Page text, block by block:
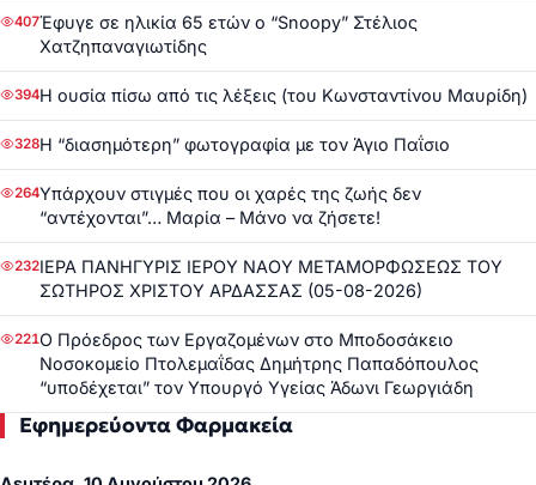
407Έφυγε σε ηλικία 65 ετών ο “Snoopy” Στέλιος
Χατζηπαναγιωτίδης
394Η ουσία πίσω από τις λέξεις (του Κωνσταντίνου Μαυρίδη)
328Η “διασημότερη” φωτογραφία με τον Άγιο Παΐσιο
264Υπάρχουν στιγμές που οι χαρές της ζωής δεν
“αντέχονται”… Μαρία – Μάνο να ζήσετε!
232ΙΕΡΑ ΠΑΝΗΓΥΡΙΣ ΙΕΡΟΥ ΝΑΟΥ ΜΕΤΑΜΟΡΦΩΣΕΩΣ ΤΟΥ
ΣΩΤΗΡΟΣ ΧΡΙΣΤΟΥ ΑΡΔΑΣΣΑΣ (05-08-2026)
221Ο Πρόεδρος των Εργαζομένων στο Μποδοσάκειο
Νοσοκομείο Πτολεμαΐδας Δημήτρης Παπαδόπουλος
“υποδέχεται” τον Υπουργό Υγείας Άδωνι Γεωργιάδη
Εφημερεύοντα Φαρμακεία